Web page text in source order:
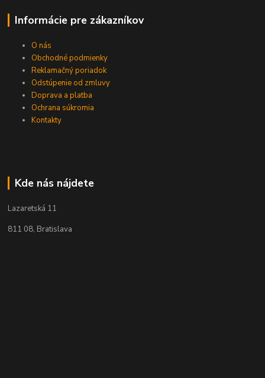
Informácie pre zákazníkov
O nás
Obchodné podmienky
Reklamačný poriadok
Odstúpenie od zmluvy
Doprava a platba
Ochrana súkromia
Kontakty
Kde nás nájdete
Lazaretská 11
811 08, Bratislava